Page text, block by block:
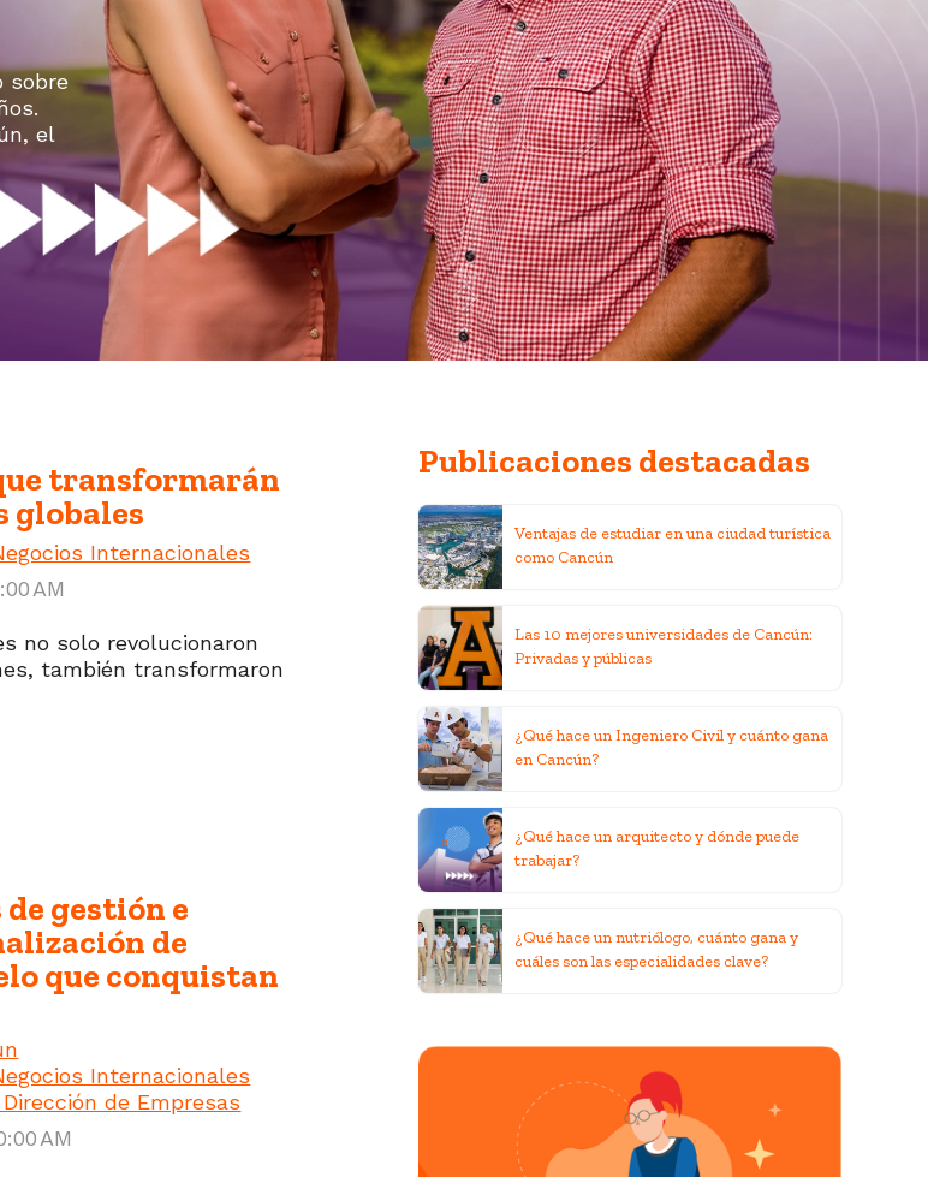
sobre
el
transformarán
globales
Internacionales
AM
no solo revolucionaron
también transformaron
gestión e
de
que conquistan
Internacionales
de Empresas
AM
Publicaciones destacadas
Ventajas de estudiar en una ciudad turística
como Cancún
Las 10 mejores universidades de Cancún:
Privadas y públicas
¿Qué hace un Ingeniero Civil y cuánto gana
en Cancún?
¿Qué hace un arquitecto y dónde puede
trabajar?
¿Qué hace un nutriólogo, cuánto gana y
cuáles son las especialidades clave?